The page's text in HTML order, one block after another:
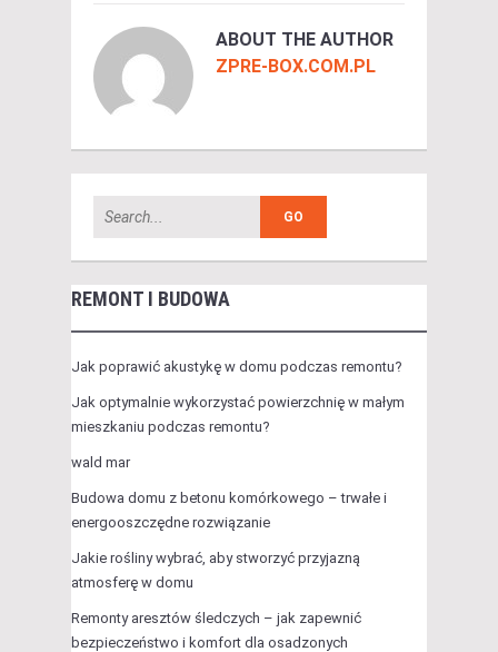
ABOUT THE AUTHOR
ZPRE-BOX.COM.PL
REMONT I BUDOWA
Jak poprawić akustykę w domu podczas remontu?
Jak optymalnie wykorzystać powierzchnię w małym
mieszkaniu podczas remontu?
wald mar
Budowa domu z betonu komórkowego – trwałe i
energooszczędne rozwiązanie
Jakie rośliny wybrać, aby stworzyć przyjazną
atmosferę w domu
Remonty aresztów śledczych – jak zapewnić
bezpieczeństwo i komfort dla osadzonych